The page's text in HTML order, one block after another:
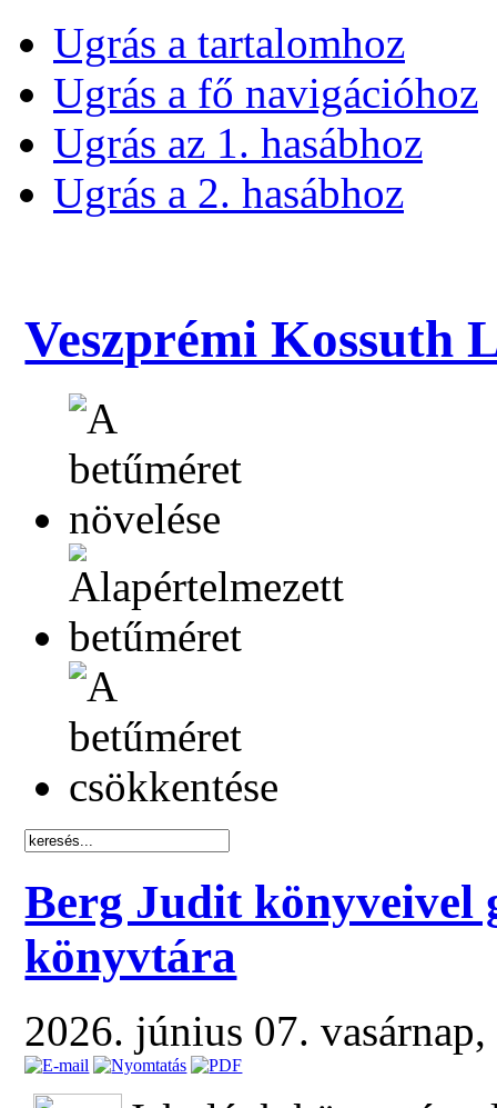
Ugrás a tartalomhoz
Ugrás a fő navigációhoz
Ugrás az 1. hasábhoz
Ugrás a 2. hasábhoz
Veszprémi Kossuth
Berg Judit könyveivel
könyvtára
2026. június 07.